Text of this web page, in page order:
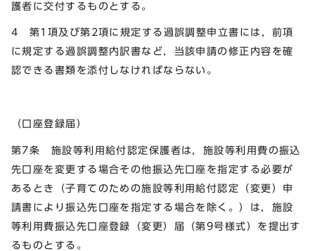
護者に交付するものとする。
4 第1項及び第2項に規定する過誤調整申立書には，前項
に規定する過誤調整内訳書など，当該申請の修正内容を確
認できる書類を添付しなければならない。
（口座登録届）
第7条 施設等利用給付認定保護者は，施設等利用費の振込
先口座を変更する場合その他振込先口座を指定する必要が
あるとき（子育てのための施設等利用給付認定（変更）申
請書により振込先口座を指定する場合を除く。）は，施設
等利用費振込先口座登録（変更）届（第9号様式）を提出す
るものとする。